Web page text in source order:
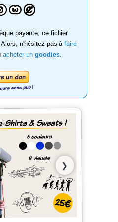
payante, ce fichier
n'hésitez pas à faire
acheter un goodies
❯